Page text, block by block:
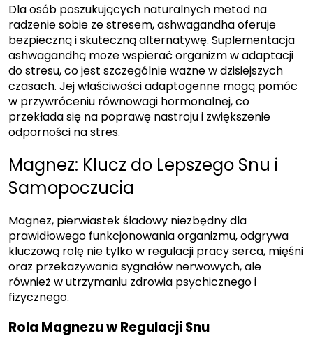
Dla osób poszukujących naturalnych metod na
radzenie sobie ze stresem, ashwagandha oferuje
bezpieczną i skuteczną alternatywę. Suplementacja
ashwagandhą może wspierać organizm w adaptacji
do stresu, co jest szczególnie ważne w dzisiejszych
czasach. Jej właściwości adaptogenne mogą pomóc
w przywróceniu równowagi hormonalnej, co
przekłada się na poprawę nastroju i zwiększenie
odporności na stres.
Magnez: Klucz do Lepszego Snu i
Samopoczucia
Magnez, pierwiastek śladowy niezbędny dla
prawidłowego funkcjonowania organizmu, odgrywa
kluczową rolę nie tylko w regulacji pracy serca, mięśni
oraz przekazywania sygnałów nerwowych, ale
również w utrzymaniu zdrowia psychicznego i
fizycznego.
Rola Magnezu w Regulacji Snu